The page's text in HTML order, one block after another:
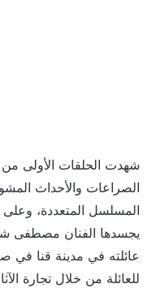
شهدت الحلقات الأولى
الصراعات والأحداث
المسلسل المتعددة،
يجسدها الفنان مصطفى
عائلته في مدينة قنا في
للعائلة من خلال تجارة